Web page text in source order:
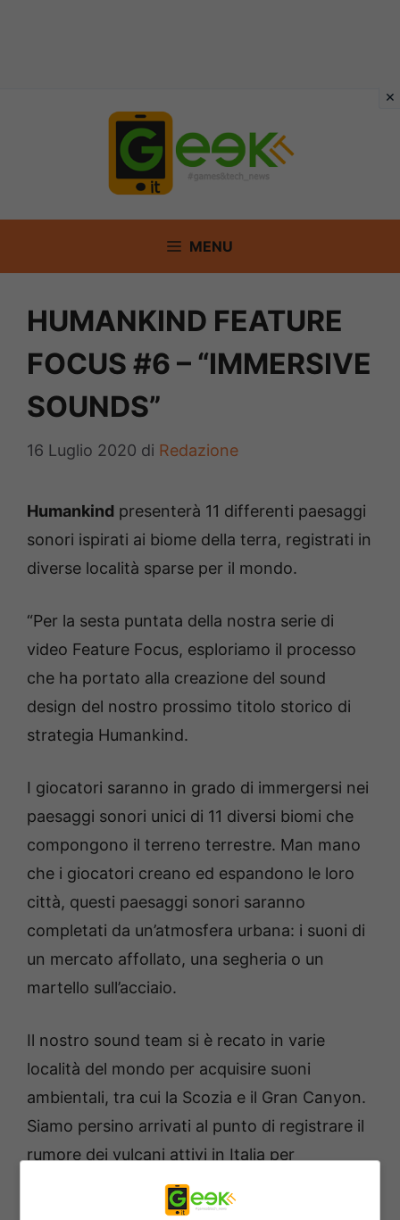
MENU
HUMANKIND FEATURE
FOCUS #6 – “IMMERSIVE
SOUNDS”
16 Luglio 2020 di Redazione
Humankind presenterà 11 differenti paesaggi
sonori ispirati ai biome della terra, registrati in
diverse località sparse per il mondo.
“Per la sesta puntata della nostra serie di
video Feature Focus, esploriamo il processo
che ha portato alla creazione del sound
design del nostro prossimo titolo storico di
strategia Humankind.
I giocatori saranno in grado di immergersi nei
paesaggi sonori unici di 11 diversi biomi che
compongono il terreno terrestre. Man mano
che i giocatori creano ed espandono le loro
città, questi paesaggi sonori saranno
completati da un’atmosfera urbana: i suoni di
un mercato affollato, una segheria o un
martello sull’acciaio.
Il nostro sound team si è recato in varie
località del mondo per acquisire suoni
ambientali, tra cui la Scozia e il Gran Canyon.
Siamo persino arrivati al punto di registrare il
rumore dei vulcani attivi in Italia per
rappresentare il suono del Vesuvio!”